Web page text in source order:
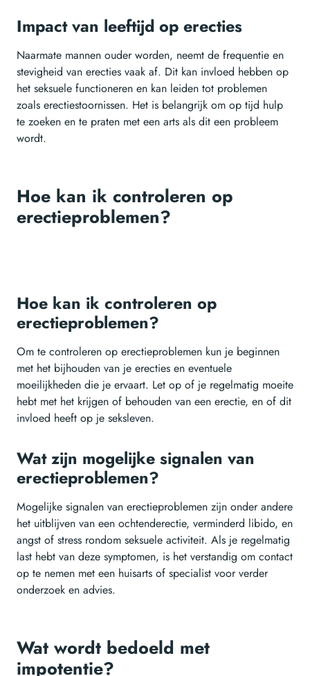
Impact van leeftijd op erecties
Naarmate mannen ouder worden, neemt de frequentie en
stevigheid van erecties vaak af. Dit kan invloed hebben op
het seksuele functioneren en kan leiden tot problemen
zoals erectiestoornissen. Het is belangrijk om op tijd hulp
te zoeken en te praten met een arts als dit een probleem
wordt.
Hoe kan ik controleren op
erectieproblemen?
Hoe kan ik controleren op
erectieproblemen?
Om te controleren op erectieproblemen kun je beginnen
met het bijhouden van je erecties en eventuele
moeilijkheden die je ervaart. Let op of je regelmatig moeite
hebt met het krijgen of behouden van een erectie, en of dit
invloed heeft op je seksleven.
Wat zijn mogelijke signalen van
erectieproblemen?
Mogelijke signalen van erectieproblemen zijn onder andere
het uitblijven van een ochtenderectie, verminderd libido, en
angst of stress rondom seksuele activiteit. Als je regelmatig
last hebt van deze symptomen, is het verstandig om contact
op te nemen met een huisarts of specialist voor verder
onderzoek en advies.
Wat wordt bedoeld met
impotentie?